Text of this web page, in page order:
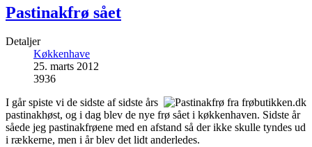
Pastinakfrø sået
Detaljer
Køkkenhave
25. marts 2012
3936
I går spiste vi de sidste af sidste års
pastinakhøst, og i dag blev de nye frø sået i køkkenhaven. Sidste år
såede jeg pastinakfrøene med en afstand så der ikke skulle tyndes ud
i rækkerne, men i år blev det lidt anderledes.